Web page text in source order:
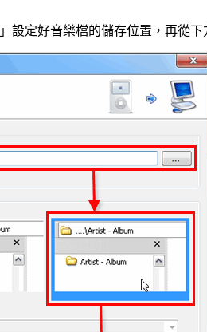
」設定好音樂檔的儲存位置，再從